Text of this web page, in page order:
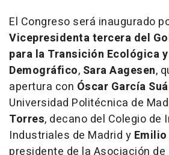
El Congreso será inaugurado
Vicepresidenta tercera del
para la Transición Ecológica
Demográfico, Sara Aagesen,
apertura con Óscar García
Universidad Politécnica de
Torres, decano del Colegio de
Industriales de Madrid y